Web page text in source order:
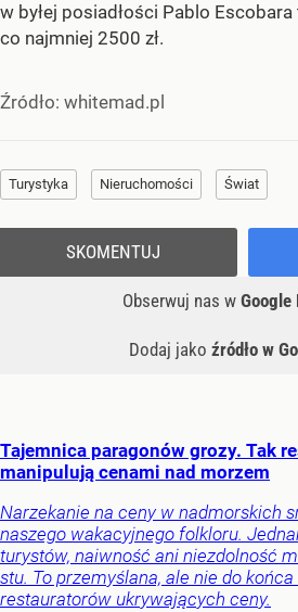
w byłej posiadłości Pablo Escobara
co najmniej 2500 zł.
Źródło: whitemad.pl
Turystyka Nieruchomości Świat
Obserwuj nas w Google
Dodaj jako źródło w
SKOMENTUJ
Tajemnica paragonów grozy. Tak
manipulują cenami nad morzem
Narzekanie na ceny w nadmorskich
naszego wakacyjnego folkloru.
turystów, naiwność ani niezdolność
stu. To przemyślana, ale nie do
restauratorów ukrywających ceny.